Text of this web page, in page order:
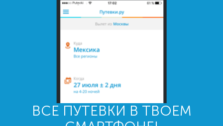
ВСЕ ПУТЕВКИ В ТВОЕМ